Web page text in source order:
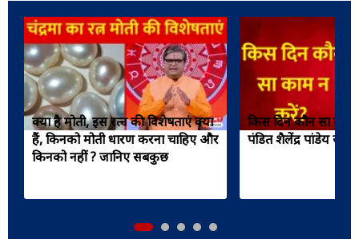
क्या है मोती, इस रत्न की विशेषताएं क्या
हैं, किनको मोती धारण करना चाहिए और
किनको नहीं ? जानिए सबकुछ
किस दिन कौन सा काम
पंडित शैलेंद्र पांडेय से